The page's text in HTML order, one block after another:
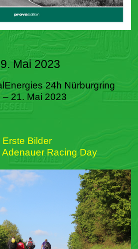
Mai 2023
24h Nürburgring
– 21. Mai 2023
Erste Bilder
Adenauer Racing Day